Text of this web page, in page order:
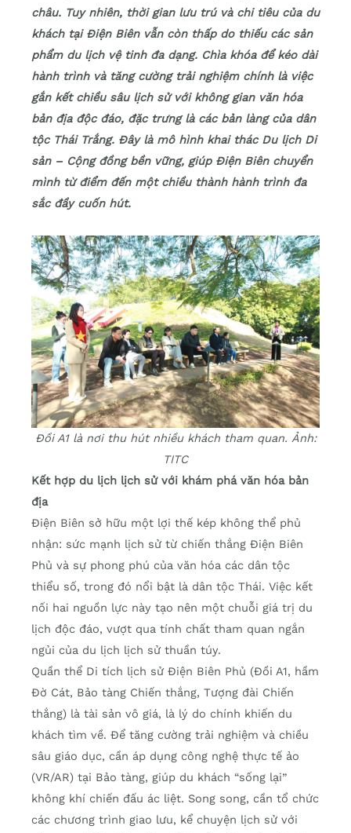
châu. Tuy nhiên, thời gian lưu trú và chi tiêu của du
khách tại Điện Biên vẫn còn thấp do thiếu các sản
phẩm du lịch vệ tinh đa dạng. Chìa khóa để kéo dài
hành trình và tăng cường trải nghiệm chính là việc
gắn kết chiều sâu lịch sử với không gian văn hóa
bản địa độc đáo, đặc trưng là các bản làng của dân
tộc Thái Trắng. Đây là mô hình khai thác Du lịch Di
sản – Cộng đồng bền vững, giúp Điện Biên chuyển
mình từ điểm đến một chiều thành hành trình đa
sắc đầy cuốn hút.
Đồi A1 là nơi thu hút nhiều khách tham quan. Ảnh:
TITC
Kết hợp du lịch lịch sử với khám phá văn hóa bản
địa
Điện Biên sở hữu một lợi thế kép không thể phủ
nhận: sức mạnh lịch sử từ chiến thắng Điện Biên
Phủ và sự phong phú của văn hóa các dân tộc
thiểu số, trong đó nổi bật là dân tộc Thái. Việc kết
nối hai nguồn lực này tạo nên một chuỗi giá trị du
lịch độc đáo, vượt qua tính chất tham quan ngắn
ngủi của du lịch lịch sử thuần túy.
Quần thể Di tích lịch sử Điện Biên Phủ (Đồi A1, hầm
Đờ Cát, Bảo tàng Chiến thắng, Tượng đài Chiến
thắng) là tài sản vô giá, là lý do chính khiến du
khách tìm về. Để tăng cường trải nghiệm và chiều
sâu giáo dục, cần áp dụng công nghệ thực tế ảo
(VR/AR) tại Bảo tàng, giúp du khách “sống lại”
không khí chiến đấu ác liệt. Song song, cần tổ chức
các chương trình giao lưu, kể chuyện lịch sử với